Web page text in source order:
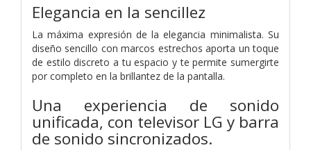
Elegancia en la sencillez
La máxima expresión de la elegancia minimalista. Su
diseño sencillo con marcos estrechos aporta un toque
de estilo discreto a tu espacio y te permite sumergirte
por completo en la brillantez de la pantalla.
Una experiencia de sonido
unificada, con televisor LG y barra
de sonido sincronizados.